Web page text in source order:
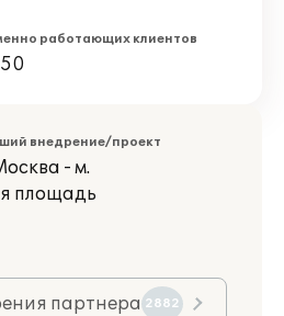
работающих клиентов
внедрение/проект
- м.
площадь
партнера 2882